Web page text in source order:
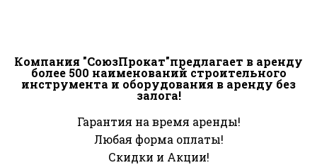
Компания "СоюзПрокат"предлагает в аренду
более 500 наименований строительного
инструмента и оборудования в аренду без
залога!
Гарантия на время аренды!
Любая форма оплаты!
Скидки и Акции!